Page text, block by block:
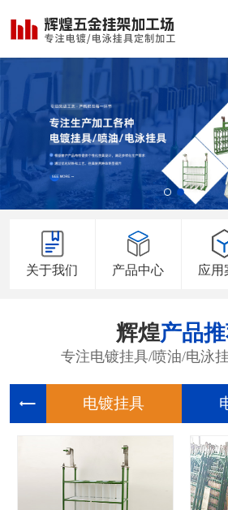
关于我们 产品中心 应用
辉煌产品
专注电镀挂具/喷油/电泳
电镀挂具